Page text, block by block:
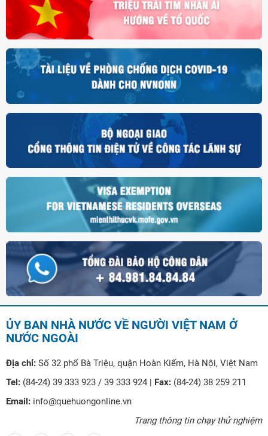
ỦY BAN NHÀ NƯỚC VỀ NGƯỜI VIỆT NAM Ở
NƯỚC NGOÀI
Địa chỉ: Số 32 phố Bà Triệu, quận Hoàn Kiếm, Hà Nội, Việt Nam
Tel: (84-24) 39 333 923 / 39 333 924 | Fax: (84-24) 38 259 211
Email: info@quehuongonline.vn
Trang thông tin chạy thử nghiệm